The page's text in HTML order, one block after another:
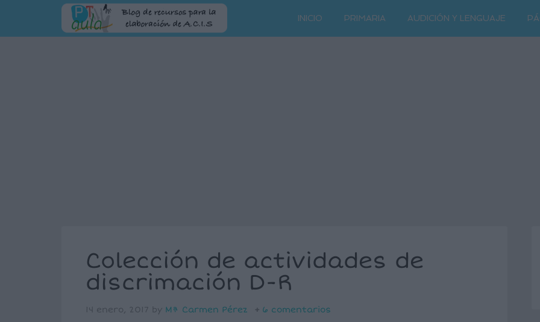
INICIO PRIMARIA AUDICIÓN Y LENGUAJE
Colección de actividades de
discrimación D-R
14 enero, 2017 by Mª Carmen Pérez 6 comentarios